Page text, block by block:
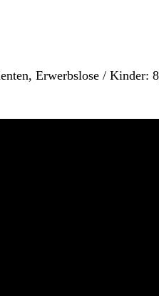
Erwerbslose / Kinder: